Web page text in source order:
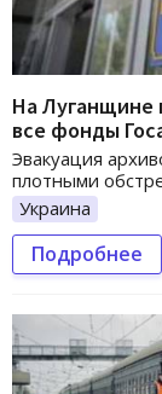
На Луганщине
все фонды
Эвакуация
плотными
Украина
Подробнее